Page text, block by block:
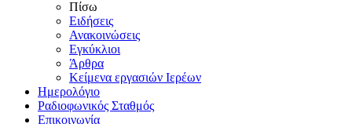
Πίσω
Ειδήσεις
Ανακοινώσεις
Εγκύκλιοι
Άρθρα
Κείμενα εργασιών Ιερέων
Ημερολόγιο
Ραδιοφωνικός Σταθμός
Επικοινωνία